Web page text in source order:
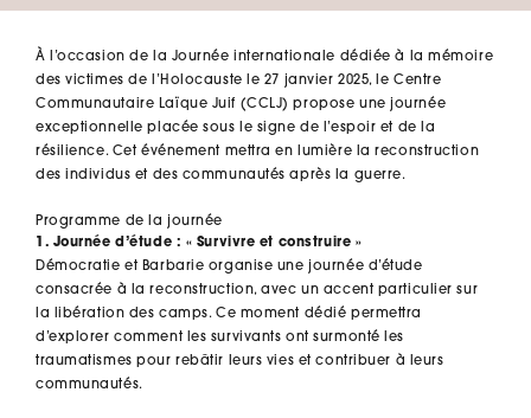
À l’occasion de la Journée internationale dédiée à la mémoire
des victimes de l’Holocauste le 27 janvier 2025, le Centre
Communautaire Laïque Juif (CCLJ) propose une journée
exceptionnelle placée sous le signe de l’espoir et de la
résilience. Cet événement mettra en lumière la reconstruction
des individus et des communautés après la guerre.
Programme de la journée
1. Journée d’étude : « Survivre et construire »
Démocratie et Barbarie organise une journée d’étude
consacrée à la reconstruction, avec un accent particulier sur
la libération des camps. Ce moment dédié permettra
d’explorer comment les survivants ont surmonté les
traumatismes pour rebâtir leurs vies et contribuer à leurs
communautés.